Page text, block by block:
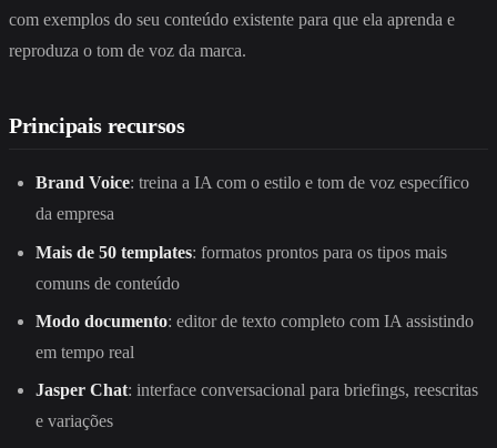
com exemplos do seu conteúdo existente para que ela aprenda e
reproduza o tom de voz da marca.
Principais recursos
Brand Voice: treina a IA com o estilo e tom de voz específico
da empresa
Mais de 50 templates: formatos prontos para os tipos mais
comuns de conteúdo
Modo documento: editor de texto completo com IA assistindo
em tempo real
Jasper Chat: interface conversacional para briefings, reescritas
e variações